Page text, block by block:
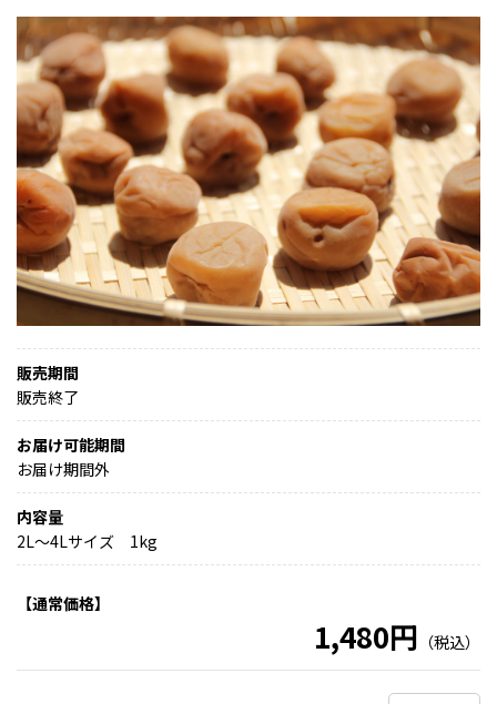
販売期間
販売終了
お届け可能期間
お届け期間外
内容量
2L～4Lサイズ 1kg
【通常価格】
1,480円 （税込）